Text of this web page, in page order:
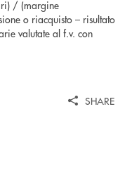
/ (margine
o riacquisto – risultato
valutate al f.v. con
SHARE